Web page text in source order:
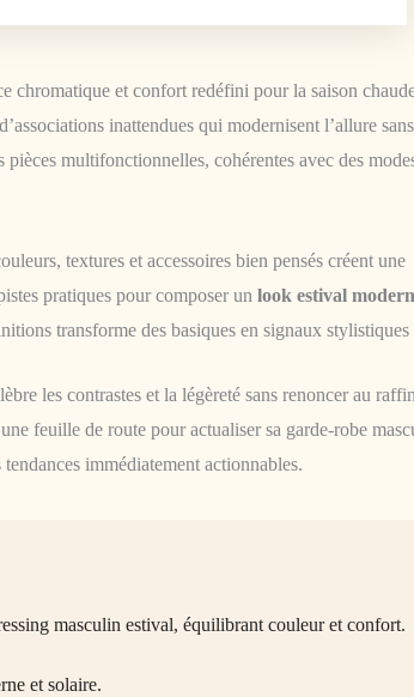
chromatique et confort redéfini pour la saison
inattendues qui modernisent l’allure sans
multifonctionnelles, cohérentes avec des
textures et accessoires bien pensés créent une
pratiques pour composer un look estival
transforme des basiques en signaux stylistiques
les contrastes et la légèreté sans renoncer au
feuille de route pour actualiser sa garde-robe
immédiatement actionnables.
masculin estival, équilibrant couleur et confort.
et solaire.